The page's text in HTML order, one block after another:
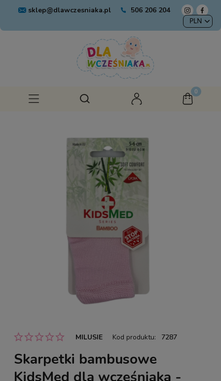
sklep@dlawczesniaka.pl 506 206 204
MILUSIE Kod produktu: 7287
Skarpetki bambusowe
KidsMed dla wcześniaka -